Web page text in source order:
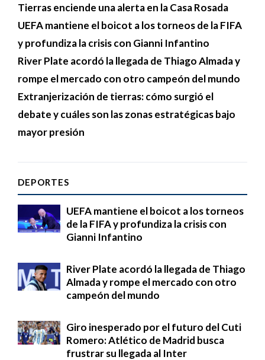
Tierras enciende una alerta en la Casa Rosada
UEFA mantiene el boicot a los torneos de la FIFA
y profundiza la crisis con Gianni Infantino
River Plate acordó la llegada de Thiago Almada y
rompe el mercado con otro campeón del mundo
Extranjerización de tierras: cómo surgió el
debate y cuáles son las zonas estratégicas bajo
mayor presión
DEPORTES
UEFA mantiene el boicot a los torneos
de la FIFA y profundiza la crisis con
Gianni Infantino
River Plate acordó la llegada de Thiago
Almada y rompe el mercado con otro
campeón del mundo
Giro inesperado por el futuro del Cuti
Romero: Atlético de Madrid busca
frustrar su llegada al Inter